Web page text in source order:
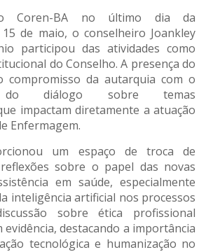
o Coren-BA no último dia da
de maio, o conselheiro Joankley
participou das atividades como
do Conselho. A presença do
compromisso da autarquia com o
do diálogo sobre temas
impactam diretamente a atuação
Enfermagem.
um espaço de troca de
sobre o papel das novas
em saúde, especialmente
inteligência artificial nos processos
sobre ética profissional
evidência, destacando a importância
tecnológica e humanização no